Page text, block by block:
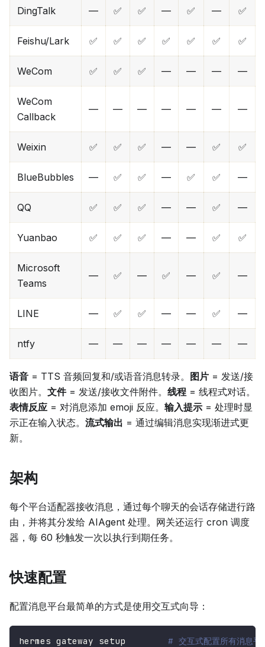
DingTalk — ✅ ✅ — ✅ — ✅
Feishu/Lark ✅ ✅ ✅ ✅ ✅ ✅ ✅
WeCom ✅ ✅ ✅ — — — —
WeCom
Callback
— — — — — — —
Weixin ✅ ✅ ✅ — — ✅ ✅
BlueBubbles — ✅ ✅ — ✅ ✅ —
QQ ✅ ✅ ✅ — — ✅ —
Yuanbao ✅ ✅ ✅ — — ✅ ✅
Microsoft
Teams
— ✅ — ✅ — ✅ —
LINE — ✅ ✅ — — ✅ —
ntfy — — — — — — —
语音 = TTS 音频回复和/或语音消息转录。 图片 = 发送/接
收图片。 文件= 发送/接收文件附件。 线程 = 线程式对话。
表情反应 = 对消息添加 emoji 反应。 输入提示 = 处理时显
示正在输入状态。 流式输出 = 通过编辑消息实现渐进式更
新。
架构
每个平台适配器接收消息，通过每个聊天的会话存储进行路
由，并将其分发给 AIAgent 处理。网关还运行 cron 调度
器，每 60 秒触发一次以执行到期任务。
快速配置
配置消息平台最简单的方式是使用交互式向导：
hermes gateway setup # 交互式配置所有消息平